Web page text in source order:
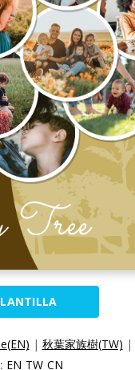
| 秋葉家族樹(TW) |
EN TW CN